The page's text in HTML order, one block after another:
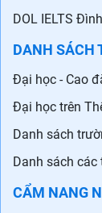
DOL IELTS
DANH SÁCH
Đại học - Cao
Đại học trên
Danh sách
Danh sách các
CẨM NANG